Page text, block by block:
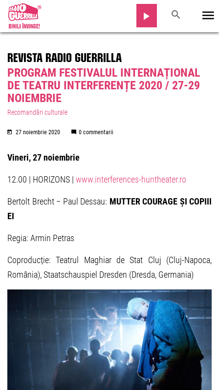
REVISTA RADIO GUERRILLA
PROGRAM FESTIVALUL INTERNAȚIONAL
DE TEATRU INTERFERENȚE 2020 / 27-29
NOIEMBRIE
Recomandări culturale
27 noiembrie 2020 0 commentarii
Vineri, 27 noiembrie
12.00 | HORIZONS | www.interferences-huntheater.ro
Bertolt Brecht − Paul Dessau: MUTTER COURAGE ȘI COPIII
EI
Regia: Armin Petras
Coproducție: Teatrul Maghiar de Stat Cluj (Cluj-Napoca,
România), Staatschauspiel Dresden (Dresda, Germania)